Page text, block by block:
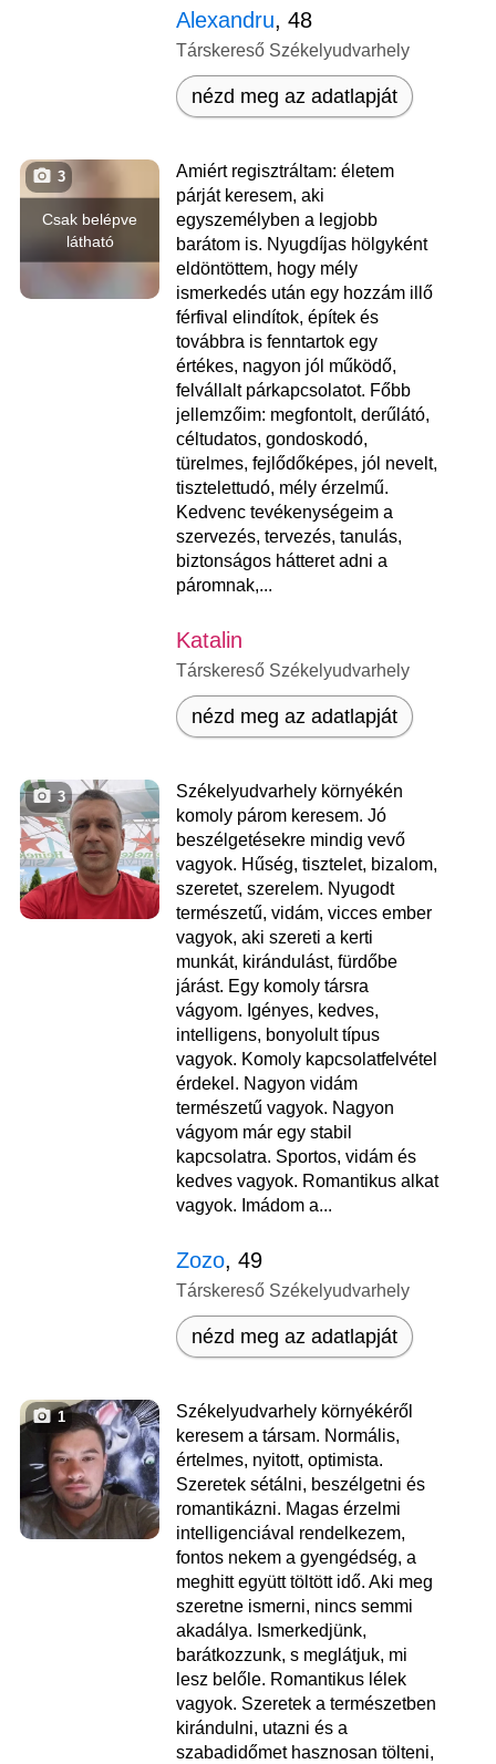
Alexandru, 48
Társkereső Székelyudvarhely
nézd meg az adatlapját
Csak belépve
látható
3
Amiért regisztráltam: életem
párját keresem, aki
egyszemélyben a legjobb
barátom is. Nyugdíjas hölgyként
eldöntöttem, hogy mély
ismerkedés után egy hozzám illő
férfival elindítok, építek és
továbbra is fenntartok egy
értékes, nagyon jól működő,
felvállalt párkapcsolatot. Főbb
jellemzőim: megfontolt, derűlátó,
céltudatos, gondoskodó,
türelmes, fejlődőképes, jól nevelt,
tisztelettudó, mély érzelmű.
Kedvenc tevékenységeim a
szervezés, tervezés, tanulás,
biztonságos hátteret adni a
páromnak,...
Katalin
Társkereső Székelyudvarhely
nézd meg az adatlapját
3
Székelyudvarhely környékén
komoly párom keresem. Jó
beszélgetésekre mindig vevő
vagyok. Hűség, tisztelet, bizalom,
szeretet, szerelem. Nyugodt
természetű, vidám, vicces ember
vagyok, aki szereti a kerti
munkát, kirándulást, fürdőbe
járást. Egy komoly társra
vágyom. Igényes, kedves,
intelligens, bonyolult típus
vagyok. Komoly kapcsolatfelvétel
érdekel. Nagyon vidám
természetű vagyok. Nagyon
vágyom már egy stabil
kapcsolatra. Sportos, vidám és
kedves vagyok. Romantikus alkat
vagyok. Imádom a...
Zozo, 49
Társkereső Székelyudvarhely
nézd meg az adatlapját
1
Székelyudvarhely környékéről
keresem a társam. Normális,
értelmes, nyitott, optimista.
Szeretek sétálni, beszélgetni és
romantikázni. Magas érzelmi
intelligenciával rendelkezem,
fontos nekem a gyengédség, a
meghitt együtt töltött idő. Aki meg
szeretne ismerni, nincs semmi
akadálya. Ismerkedjünk,
barátkozzunk, s meglátjuk, mi
lesz belőle. Romantikus lélek
vagyok. Szeretek a természetben
kirándulni, utazni és a
szabadidőmet hasznosan tölteni,